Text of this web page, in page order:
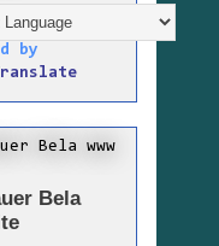
by
Bela www
Bela